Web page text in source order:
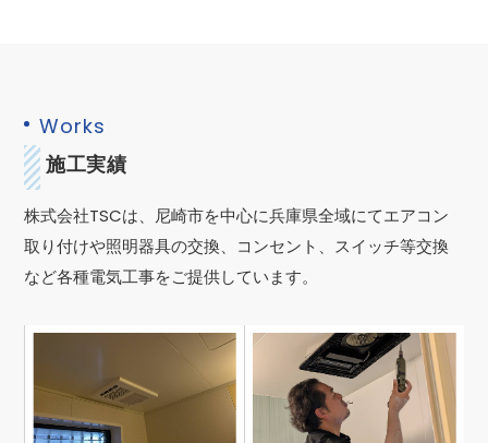
Works
施工実績
株式会社TSCは、尼崎市を中心に兵庫県全域にてエアコン
取り付けや照明器具の交換、コンセント、スイッチ等交換
など各種電気工事をご提供しています。